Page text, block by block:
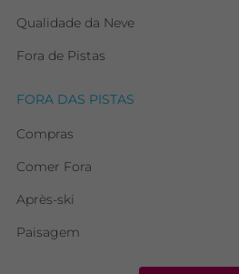
Qualidade da Neve
Fora de Pistas
FORA DAS PISTAS
Compras
Comer Fora
Après-ski
Paisagem